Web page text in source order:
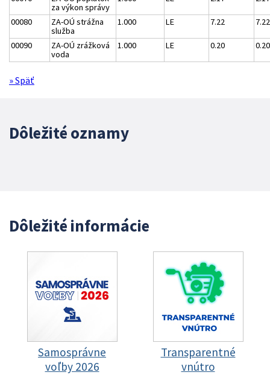
za výkon správy
00080
ZA-OÚ strážna
služba
1.000 LE 7.22 7.22
00090
ZA-OÚ zrážková
voda
1.000 LE 0.20 0.20
» Späť
Dôležité oznamy
Dôležité informácie
Samosprávne
voľby 2026
Transparentné
vnútro